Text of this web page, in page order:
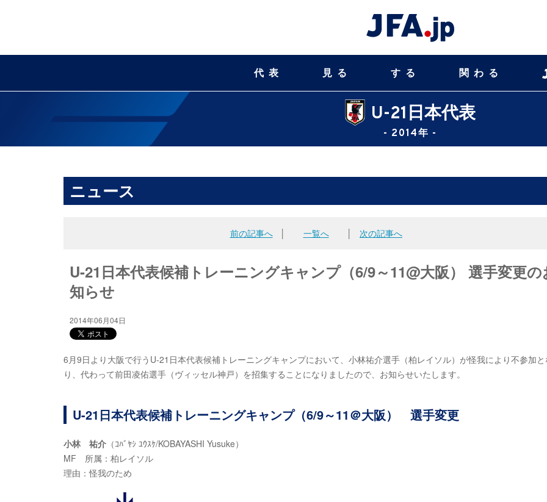
代表 見る する 関わる
U-21日本代表
- 2014年 -
ニュース
前の記事へ│ 一覧へ 次の記事へ
U-21日本代表候補トレーニングキャンプ（6/9～11@大阪） 選手変更の
知らせ
2014年06月04日
6月9日より大阪で行うU-21日本代表候補トレーニングキャンプにおいて、小林祐介選手（柏レイソル）が怪我により不参加
り、代わって前田凌佑選手（ヴィッセル神戸）を招集することになりましたので、お知らせいたします。
U-21日本代表候補トレーニングキャンプ（6/9～11＠大阪） 選手変更
小林 祐介 （ｺﾊﾞﾔｼ ﾕｳｽｹ/KOBAYASHI Yusuke）
MF 所属：柏レイソル
理由：怪我のため